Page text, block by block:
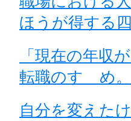
ほうが得する
「現在の年収
転職のすゝめ。
自分を変えた